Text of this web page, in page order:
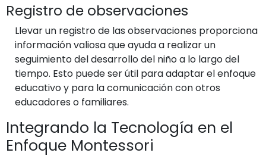
Registro de observaciones
Llevar un registro de las observaciones proporciona
información valiosa que ayuda a realizar un
seguimiento del desarrollo del niño a lo largo del
tiempo. Esto puede ser útil para adaptar el enfoque
educativo y para la comunicación con otros
educadores o familiares.
Integrando la Tecnología en el
Enfoque Montessori